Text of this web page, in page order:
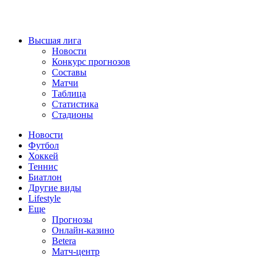
Высшая лига
Новости
Конкурс прогнозов
Составы
Матчи
Таблица
Статистика
Стадионы
Новости
Футбол
Хоккей
Теннис
Биатлон
Другие виды
Lifestyle
Еще
Прогнозы
Онлайн-казино
Betera
Матч-центр